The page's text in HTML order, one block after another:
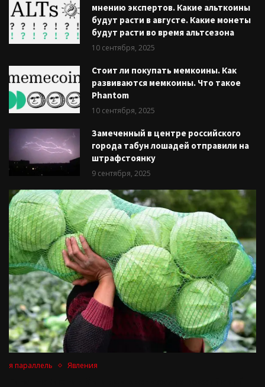
мнению экспертов. Какие альткоины
будут расти в августе. Какие монеты
будут расти во время альтсезона
10 сентября, 2025
Стоит ли покупать мемкоины. Как
развиваются мемкоины. Что такое
Phantom
10 сентября, 2025
Замеченный в центре российского
города табун лошадей отправили на
штрафстоянку
9 сентября, 2025
я параллель Явления